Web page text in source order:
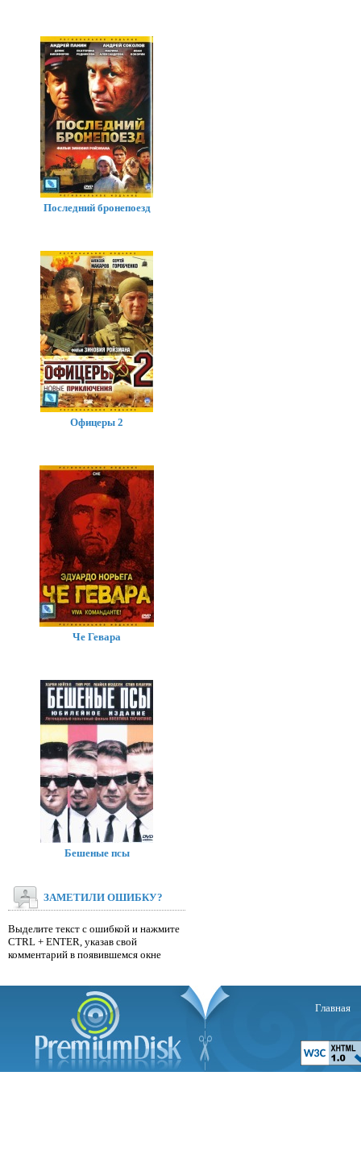
Последний бронепоезд
Офицеры 2
Че Гевара
Бешеные псы
ЗАМЕТИЛИ ОШИБКУ?
Выделите текст с ошибкой и нажмите
CTRL + ENTER, указав свой
комментарий в появившемся окне
Главная